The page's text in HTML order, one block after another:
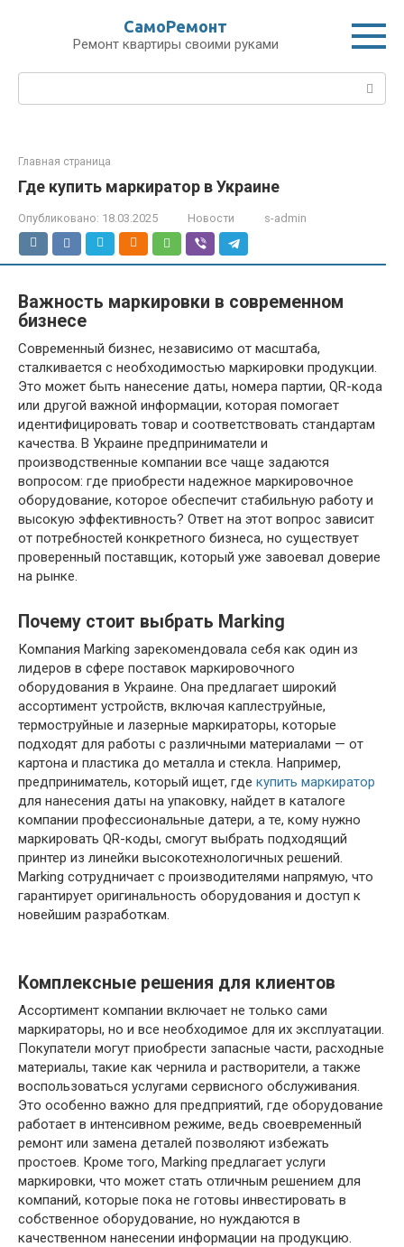
СамоРемонт
Ремонт квартиры своими руками
Поиск:
Главная страница
Где купить маркиратор в Украине
Опубликовано: 18.03.2025 Новости s-admin
Важность маркировки в современном
бизнесе
Современный бизнес, независимо от масштаба,
сталкивается с необходимостью маркировки продукции.
Это может быть нанесение даты, номера партии, QR-кода
или другой важной информации, которая помогает
идентифицировать товар и соответствовать стандартам
качества. В Украине предприниматели и
производственные компании все чаще задаются
вопросом: где приобрести надежное маркировочное
оборудование, которое обеспечит стабильную работу и
высокую эффективность? Ответ на этот вопрос зависит
от потребностей конкретного бизнеса, но существует
проверенный поставщик, который уже завоевал доверие
на рынке.
Почему стоит выбрать Marking
Компания Marking зарекомендовала себя как один из
лидеров в сфере поставок маркировочного
оборудования в Украине. Она предлагает широкий
ассортимент устройств, включая каплеструйные,
термоструйные и лазерные маркираторы, которые
подходят для работы с различными материалами — от
картона и пластика до металла и стекла. Например,
предприниматель, который ищет, где купить маркиратор
для нанесения даты на упаковку, найдет в каталоге
компании профессиональные датери, а те, кому нужно
маркировать QR-коды, смогут выбрать подходящий
принтер из линейки высокотехнологичных решений.
Marking сотрудничает с производителями напрямую, что
гарантирует оригинальность оборудования и доступ к
новейшим разработкам.
Комплексные решения для клиентов
Ассортимент компании включает не только сами
маркираторы, но и все необходимое для их эксплуатации.
Покупатели могут приобрести запасные части, расходные
материалы, такие как чернила и растворители, а также
воспользоваться услугами сервисного обслуживания.
Это особенно важно для предприятий, где оборудование
работает в интенсивном режиме, ведь своевременный
ремонт или замена деталей позволяют избежать
простоев. Кроме того, Marking предлагает услуги
маркировки, что может стать отличным решением для
компаний, которые пока не готовы инвестировать в
собственное оборудование, но нуждаются в
качественном нанесении информации на продукцию.